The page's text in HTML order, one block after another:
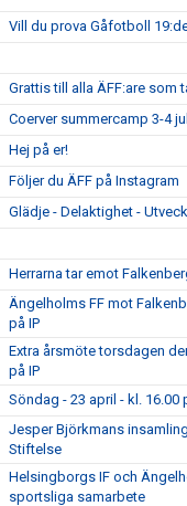
Vill du prova Gåfotboll
Grattis till alla ÄFF:are som
Coerver summercamp 3-4
Hej på er!
Följer du ÄFF på Instagram
Glädje - Delaktighet -
Herrarna tar emot
Ängelholms FF mot
på IP
Extra årsmöte torsdagen
på IP
Söndag - 23 april - kl. 16.00
Jesper Björkmans
Stiftelse
Helsingborgs IF och
sportsliga samarbete